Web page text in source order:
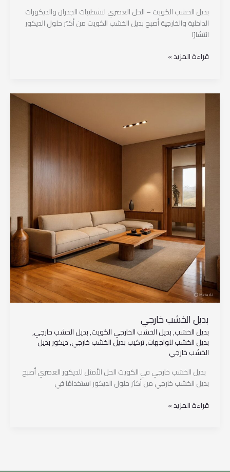
بديل الخشب الكويت – الحل العصري لتشطيبات الجدران والديكورات
الداخلية والخارجية أصبح بديل الخشب الكويت من أكثر حلول الديكور
انتشارًا
قراءة المزيد »
بديل الخشب خارجي
بديل الخشب,بديل الخشب الخارجي الكويت,بديل الخشب خارجي,
بديل الخشب للواجهات,تركيب بديل الخشب خارجي,ديكور بديل
الخشب خارجي
بديل الخشب خارجي في الكويت الحل الأمثل للديكور العصري أصبح
بديل الخشب خارجي من أكثر حلول الديكور استخدامًا في
قراءة المزيد »